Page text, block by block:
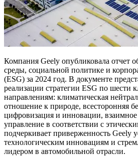
Компания Geely опубликовала отчет
среды, социальной политике и
(ESG) за 2024 год. В документе
реализации стратегии ESG по шести
направлениям: климатическая
отношение к природе, всесторонняя
цифровизация и инновации, взаимное
управление в соответствии с
подчеркивает приверженность Geely
технологическим инновациям и
лидером в автомобильной отрасли.